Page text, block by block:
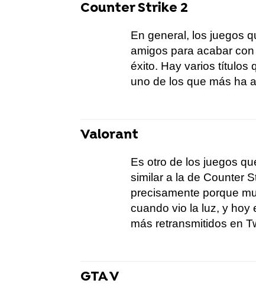
Counter Strike 2
En general, los juegos
amigos para acabar
éxito. Hay varios títulos
uno de los que más ha
Valorant
Es otro de los juegos
similar a la de Counter
precisamente porque
cuando vio la luz, y hoy
más retransmitidos en
GTA V